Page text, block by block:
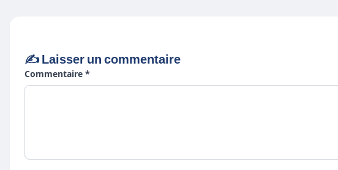
✍️ Laisser un commentaire
Commentaire *